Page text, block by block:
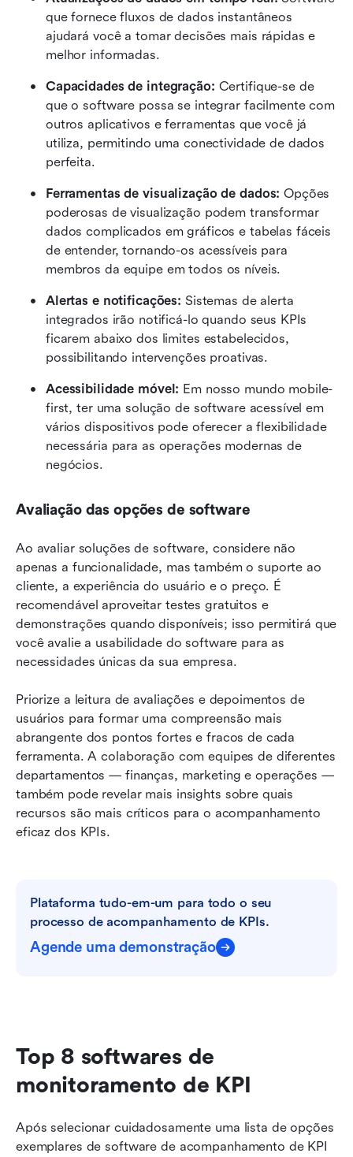
que fornece fluxos de dados instantâneos
ajudará você a tomar decisões mais rápidas e
melhor informadas.
Capacidades de integração: Certifique-se de
que o software possa se integrar facilmente com
outros aplicativos e ferramentas que você já
utiliza, permitindo uma conectividade de dados
perfeita.
Ferramentas de visualização de dados: Opções
poderosas de visualização podem transformar
dados complicados em gráficos e tabelas fáceis
de entender, tornando-os acessíveis para
membros da equipe em todos os níveis.
Alertas e notificações: Sistemas de alerta
integrados irão notificá-lo quando seus KPIs
ficarem abaixo dos limites estabelecidos,
possibilitando intervenções proativas.
Acessibilidade móvel: Em nosso mundo mobile-
first, ter uma solução de software acessível em
vários dispositivos pode oferecer a flexibilidade
necessária para as operações modernas de
negócios.
Avaliação das opções de software
Ao avaliar soluções de software, considere não
apenas a funcionalidade, mas também o suporte ao
cliente, a experiência do usuário e o preço. É
recomendável aproveitar testes gratuitos e
demonstrações quando disponíveis; isso permitirá que
você avalie a usabilidade do software para as
necessidades únicas da sua empresa.
Priorize a leitura de avaliações e depoimentos de
usuários para formar uma compreensão mais
abrangente dos pontos fortes e fracos de cada
ferramenta. A colaboração com equipes de diferentes
departamentos — finanças, marketing e operações —
também pode revelar mais insights sobre quais
recursos são mais críticos para o acompanhamento
eficaz dos KPIs.
Plataforma tudo-em-um para todo o seu
processo de acompanhamento de KPIs.
Agende uma demonstração
Top 8 softwares de
monitoramento de KPI
Após selecionar cuidadosamente uma lista de opções
exemplares de software de acompanhamento de KPI